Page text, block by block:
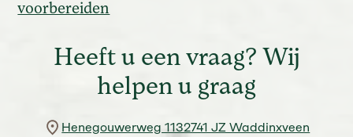
voorbereiden
Heeft u een vraag? Wij
helpen u graag
Henegouwerweg 1132741 JZ Waddinxveen